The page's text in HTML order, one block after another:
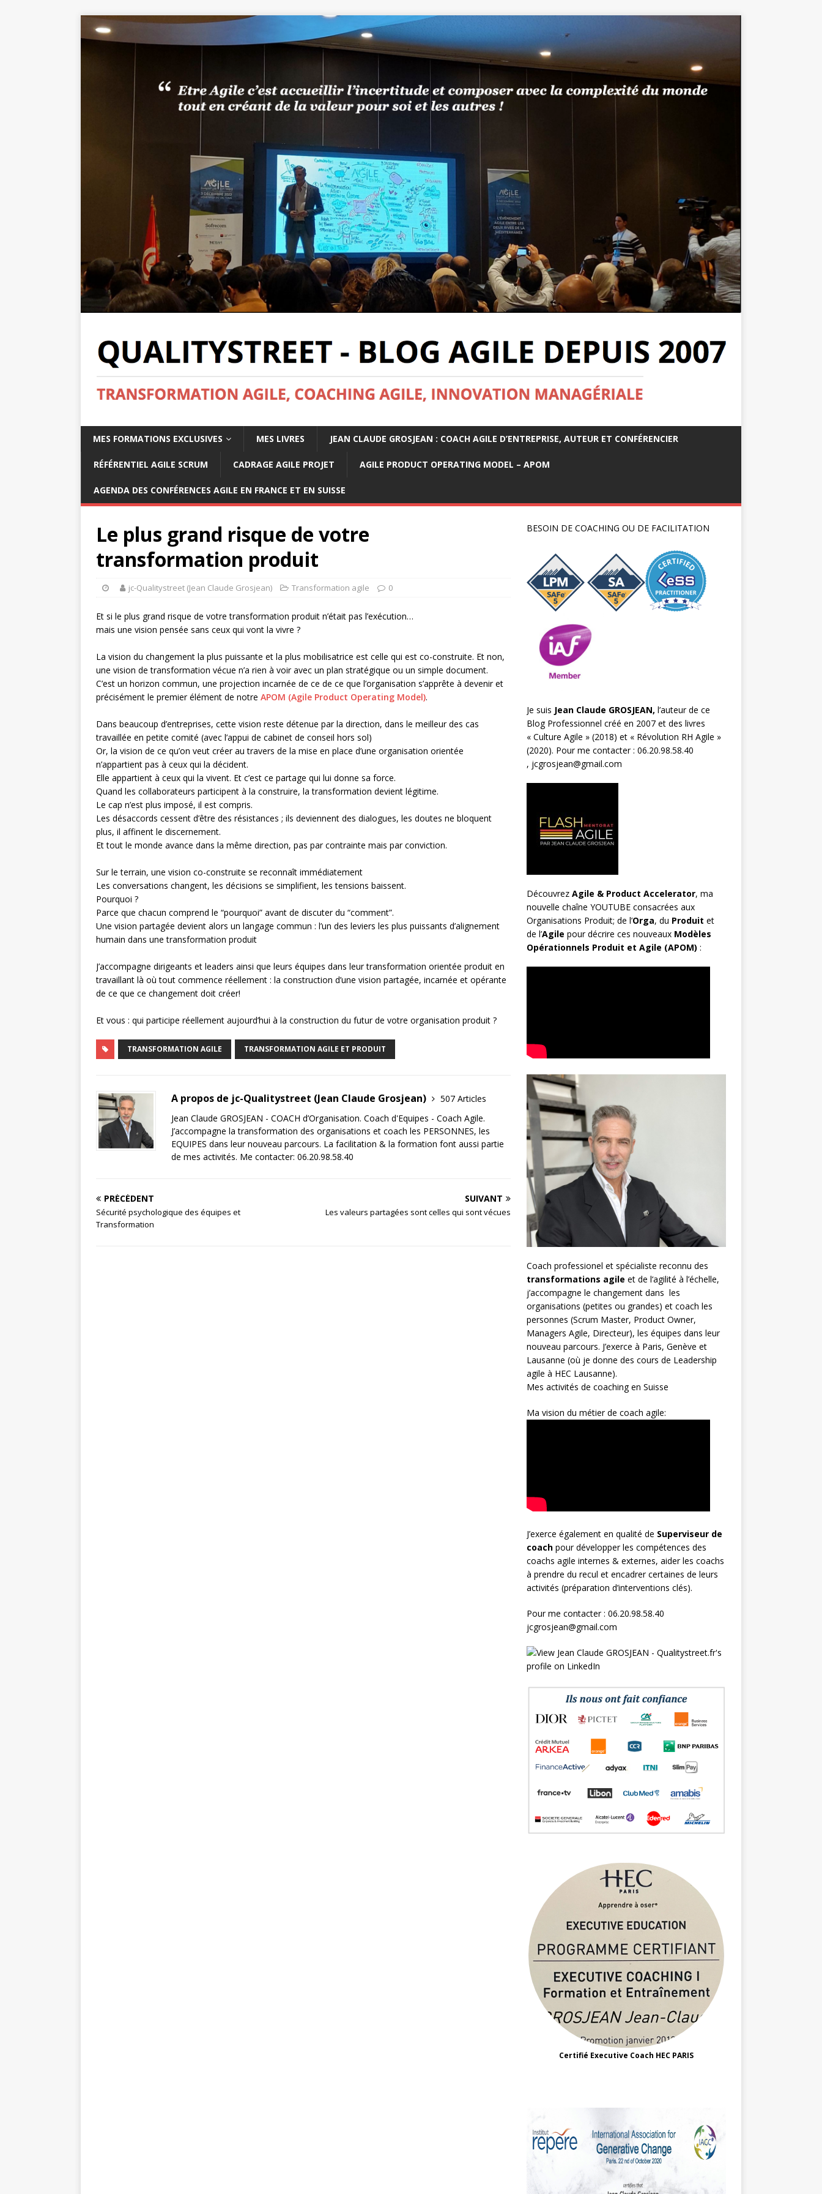
MES FORMATIONS EXCLUSIVES MES LIVRES JEAN CLAUDE GROSJEAN : COACH AGILE D’ENTREPRISE, AUTEUR ET CONFÉRENCIER
RÉFÉRENTIEL AGILE SCRUM CADRAGE AGILE PROJET AGILE PRODUCT OPERATING MODEL – APOM
AGENDA DES CONFÉRENCES AGILE EN FRANCE ET EN SUISSE
Le plus grand risque de votre
transformation produit
jc-Qualitystreet (Jean Claude Grosjean) Transformation agile 0
Et si le plus grand risque de votre transformation produit n’était pas l’exécution…
mais une vision pensée sans ceux qui vont la vivre ?
La vision du changement la plus puissante et la plus mobilisatrice est celle qui est co-construite. Et non,
une vision de transformation vécue n’a rien à voir avec un plan stratégique ou un simple document.
C’est un horizon commun, une projection incarnée de ce de ce que l’organisation s’apprête à devenir et
précisément le premier élément de notre APOM (Agile Product Operating Model).
Dans beaucoup d’entreprises, cette vision reste détenue par la direction, dans le meilleur des cas
travaillée en petite comité (avec l’appui de cabinet de conseil hors sol)
Or, la vision de ce qu’on veut créer au travers de la mise en place d’une organisation orientée
n’appartient pas à ceux qui la décident.
Elle appartient à ceux qui la vivent. Et c’est ce partage qui lui donne sa force.
Quand les collaborateurs participent à la construire, la transformation devient légitime.
Le cap n’est plus imposé, il est compris.
Les désaccords cessent d’être des résistances ; ils deviennent des dialogues, les doutes ne bloquent
plus, il affinent le discernement.
Et tout le monde avance dans la même direction, pas par contrainte mais par conviction.
Sur le terrain, une vision co-construite se reconnaît immédiatement
Les conversations changent, les décisions se simplifient, les tensions baissent.
Pourquoi ?
Parce que chacun comprend le “pourquoi” avant de discuter du “comment”.
Une vision partagée devient alors un langage commun : l’un des leviers les plus puissants d’alignement
humain dans une transformation produit
J’accompagne dirigeants et leaders ainsi que leurs équipes dans leur transformation orientée produit en
travaillant là où tout commence réellement : la construction d’une vision partagée, incarnée et opérante
de ce que ce changement doit créer!
Et vous : qui participe réellement aujourd’hui à la construction du futur de votre organisation produit ?
TRANSFORMATION AGILE TRANSFORMATION AGILE ET PRODUIT
A propos de jc-Qualitystreet (Jean Claude Grosjean)
507 Articles
Jean Claude GROSJEAN - COACH d’Organisation. Coach d'Equipes - Coach Agile.
J’accompagne la transformation des organisations et coach les PERSONNES, les
EQUIPES dans leur nouveau parcours. La facilitation & la formation font aussi partie
de mes activités. Me contacter: 06.20.98.58.40
PRÉCÉDENT
Sécurité psychologique des équipes et
Transformation
SUIVANT
Les valeurs partagées sont celles qui sont vécues
BESOIN DE COACHING OU DE FACILITATION
Je suis Jean Claude GROSJEAN, l’auteur de ce
Blog Professionnel créé en 2007 et des livres
« Culture Agile » (2018) et « Révolution RH Agile »
(2020). Pour me contacter : 06.20.98.58.40
, jcgrosjean@gmail.com
Découvrez Agile & Product Accelerator, ma
nouvelle chaîne YOUTUBE consacrées aux
Organisations Produit; de l’Orga, du Produit et
de l’Agile pour décrire ces nouveaux Modèles
Opérationnels Produit et Agile (APOM) :
Coach professionel et spécialiste reconnu des
transformations agile et de l‘agilité à l’échelle,
j’accompagne le changement dans les
organisations (petites ou grandes) et coach les
personnes (Scrum Master, Product Owner,
Managers Agile, Directeur), les équipes dans leur
nouveau parcours. J’exerce à Paris, Genève et
Lausanne (où je donne des cours de Leadership
agile à HEC Lausanne).
Mes activités de coaching en Suisse
Ma vision du métier de coach agile:
J’exerce également en qualité de Superviseur de
coachpour développer les compétences des
coachs agile internes & externes, aider les coachs
à prendre du recul et encadrer certaines de leurs
activités (préparation d’interventions clés).
Pour me contacter : 06.20.98.58.40
jcgrosjean@gmail.com
Certifié Executive Coach HEC PARIS